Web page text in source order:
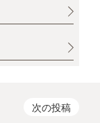
次の投稿